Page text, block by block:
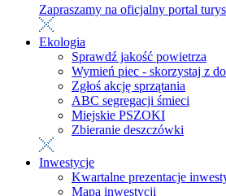
Zapraszamy na oficjalny portal
Ekologia
Sprawdź jakość powietrza
Wymień piec - skorzystaj z
Zgłoś akcję sprzątania
ABC segregacji śmieci
Miejskie PSZOKI
Zbieranie deszczówki
Inwestycje
Kwartalne prezentacje
Mapa inwestycji